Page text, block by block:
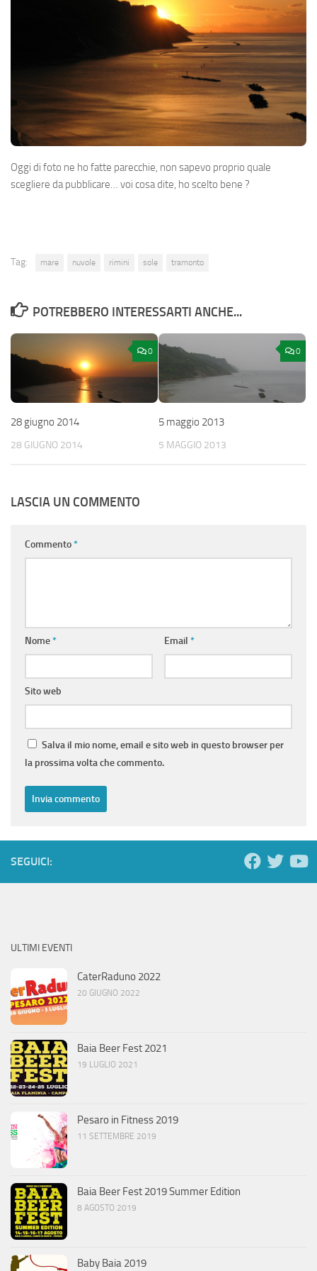
Oggi di foto ne ho fatte parecchie, non sapevo proprio quale
scegliere da pubblicare… voi cosa dite, ho scelto bene ?
Tag: mare nuvole rimini sole tramonto
POTREBBERO INTERESSARTI ANCHE...
0
28 giugno 2014
28 GIUGNO 2014
0
5 maggio 2013
5 MAGGIO 2013
LASCIA UN COMMENTO
Commento*
Nome* Email *
Sito web
Salva il mio nome, email e sito web in questo browser per
la prossima volta che commento.
SEGUICI:
ULTIMI EVENTI
CaterRaduno 2022
20 GIUGNO 2022
Baia Beer Fest 2021
19 LUGLIO 2021
Pesaro in Fitness 2019
11 SETTEMBRE 2019
Baia Beer Fest 2019 Summer Edition
8 AGOSTO 2019
Baby Baia 2019